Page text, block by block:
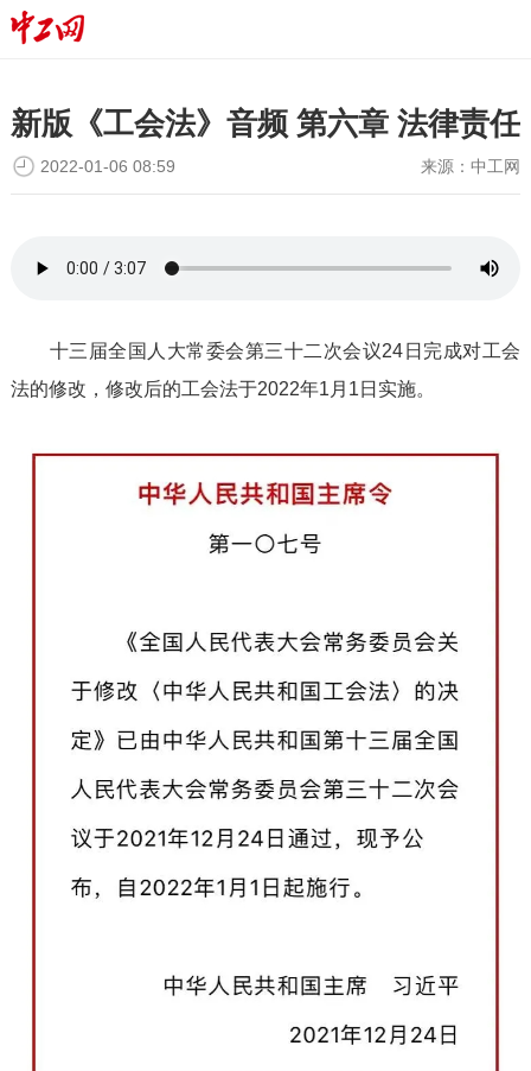
新版《工会法》音频 第六章 法律责任
来源：中工网
2022-01-06 08:59
十三届全国人大常委会第三十二次会议24日完成对工会
法的修改，修改后的工会法于2022年1月1日实施。